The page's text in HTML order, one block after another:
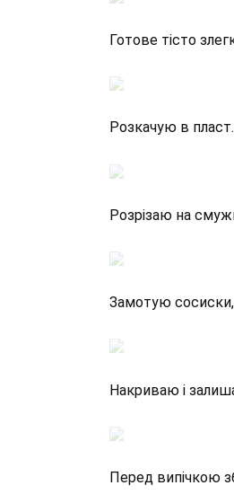
Готове тісто
Розкачую в пласт.
Розрізаю на
Замотую
Накриваю і
Перед випічкою